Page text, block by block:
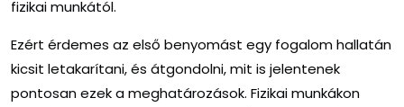
fizikai munkától.
Ezért érdemes az első benyomást egy fogalom hallatán
kicsit letakarítani, és átgondolni, mit is jelentenek
pontosan ezek a meghatározások. Fizikai munkákon